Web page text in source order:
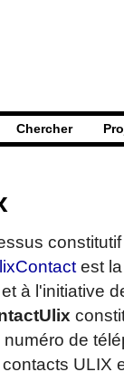
Chercher
est
à l'initiative
de
ULIX